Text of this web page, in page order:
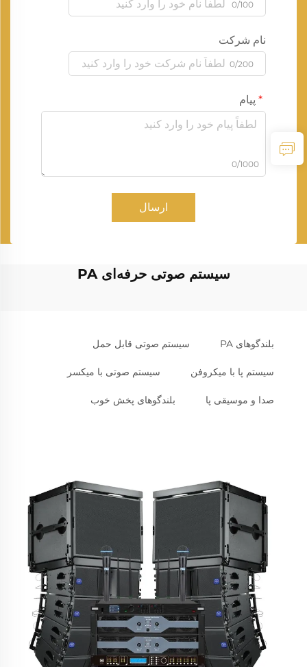
0/100
نام شرکت
0/200
پیام
0/1000
ارسال
سیستم صوتی حرفه‌ای PA
بلندگوهای PA سیستم صوتی قابل حمل
سیستم پا با میکروفن سیستم صوتی با میکسر
صدا و موسیقی پا بلندگوهای پخش خوب